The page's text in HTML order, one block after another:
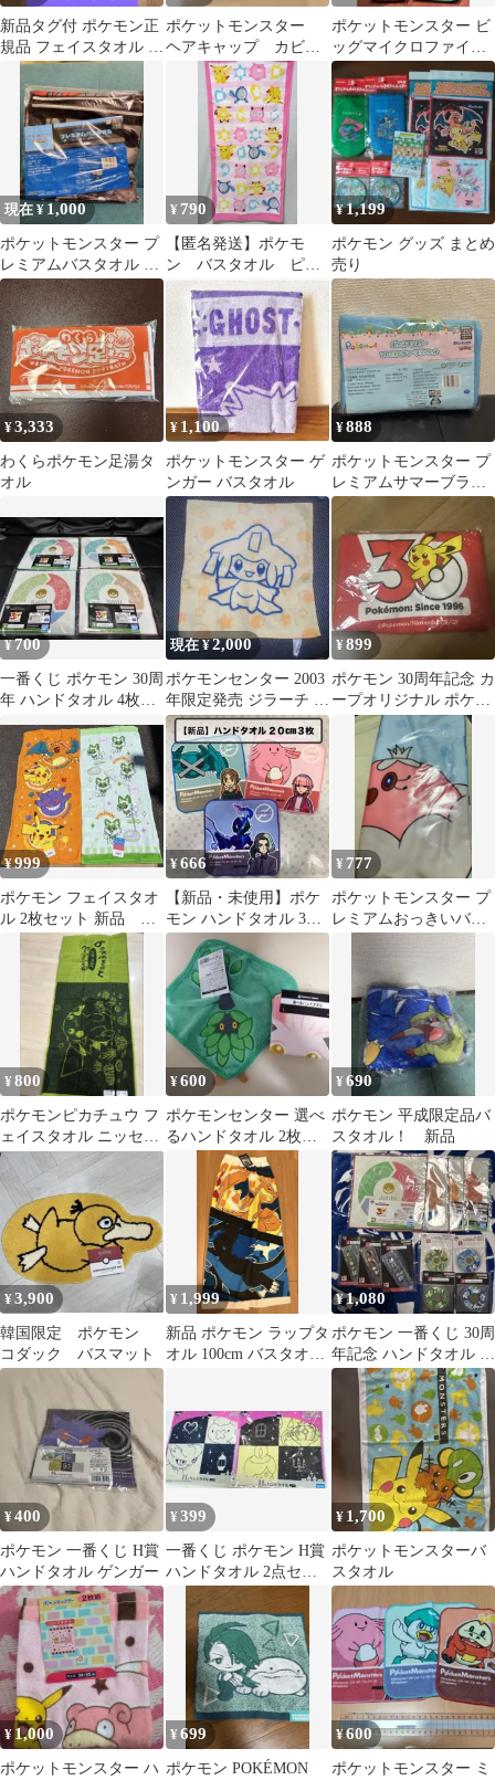
新品タグ付 ポケモン正
規品 フェイスタオル カ
イリュー＆バンギラス
約34×75㌢
ポケットモンスター
ヘアキャップ カビゴ
ン ヘアドライタオル
ポケットモンスター ビ
ッグマイクロファイバ
ータオル 2種セット
現在 ¥ 1,000
ポケットモンスター プ
レミアムバスタオル ブ
ルー＆ブラック
¥ 790
【匿名発送】ポケモ
ン バスタオル ピン
ク系
¥1,199
ポケモン グッズ まとめ
売り
¥3,333
わくらポケモン足湯タ
オル
¥ 1,100
ポケットモンスター ゲ
ンガー バスタオル
¥888
ポケットモンスター プ
レミアムサマーブラン
ケット
¥700
一番くじ ポケモン 30周
年 ハンドタオル 4枚セ
ット
現在 ¥2,000
ポケモンセンター 2003
年限定発売 ジラーチ ミ
ニタオル
¥899
ポケモン 30周年記念 カ
ープオリジナル ポケモ
ンウェアラグ
¥999
ポケモン フェイスタオ
ル 2枚セット 新品 未
¥666
【新品・未使用】ポケ
モン ハンドタオル 3枚
セット 20cm
¥ 777
ポケットモンスター プ
レミアムおっきいバス
タオル〜ちょすい〜♡
¥800
ポケモンピカチュウ フ
ェイスタオル ニッセイ
with Pokémon
¥600
ポケモンセンター 選べ
るハンドタオル 2枚セ
¥690
ポケモン 平成限定品バ
スタオル！ 新品
¥3,900
韓国限定 ポケモン
コダック バスマット
¥ 1,999
新品 ポケモン ラップタ
オル 100cm バスタオル
¥1,080
ポケモン 一番くじ 30周
年記念 ハンドタオル ラ
バーコレクション
¥400
ポケモン 一番くじ H賞
ハンドタオル ゲンガー
¥399
一番くじ ポケモン H賞
ハンドタオル 2点セッ
¥ 1,700
ポケットモンスターバ
スタオル
¥ 1,000
ポケットモンスター ハ
¥699
ポケモン POKÉMON
¥600
ポケットモンスター ミ